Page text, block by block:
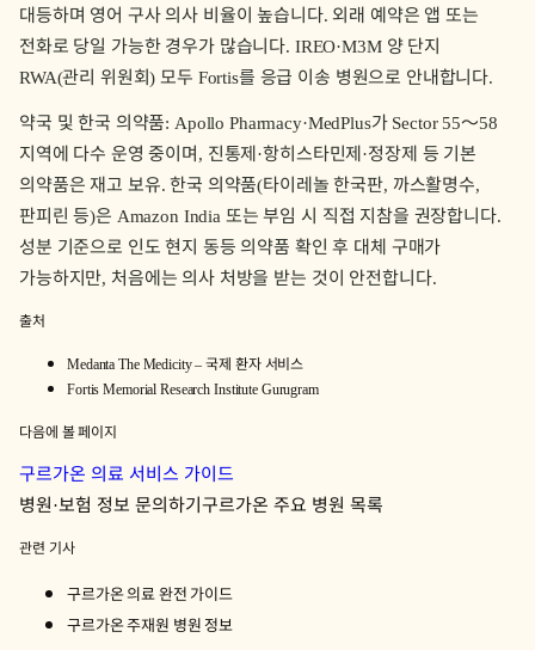
대등하며 영어 구사 의사 비율이 높습니다. 외래 예약은 앱 또는
전화로 당일 가능한 경우가 많습니다. IREO·M3M 양 단지
RWA(관리 위원회) 모두 Fortis를 응급 이송 병원으로 안내합니다.
약국 및 한국 의약품: Apollo Pharmacy·MedPlus가 Sector 55〜58
지역에 다수 운영 중이며, 진통제·항히스타민제·정장제 등 기본
의약품은 재고 보유. 한국 의약품(타이레놀 한국판, 까스활명수,
판피린 등)은 Amazon India 또는 부임 시 직접 지참을 권장합니다.
성분 기준으로 인도 현지 동등 의약품 확인 후 대체 구매가
가능하지만, 처음에는 의사 처방을 받는 것이 안전합니다.
출처
Medanta The Medicity – 국제 환자 서비스
Fortis Memorial Research Institute Gurugram
다음에 볼 페이지
구르가온 의료 서비스 가이드
병원·보험 정보 문의하기구르가온 주요 병원 목록
관련 기사
구르가온 의료 완전 가이드
구르가온 주재원 병원 정보